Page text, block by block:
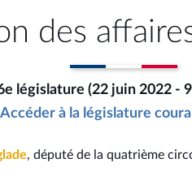
des
législature (22 juin 2022 -
Accéder à la législature
, député de la quatrième